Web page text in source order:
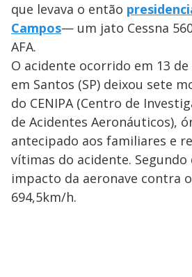
que levava o então
Campos— um jato Cessna
AFA.
O acidente ocorrido em 13
em Santos (SP) deixou sete
do CENIPA (Centro de
de Acidentes Aeronáuticos),
antecipado aos familiares e
vítimas do acidente.
impacto da aeronave contra
694,5km/h.